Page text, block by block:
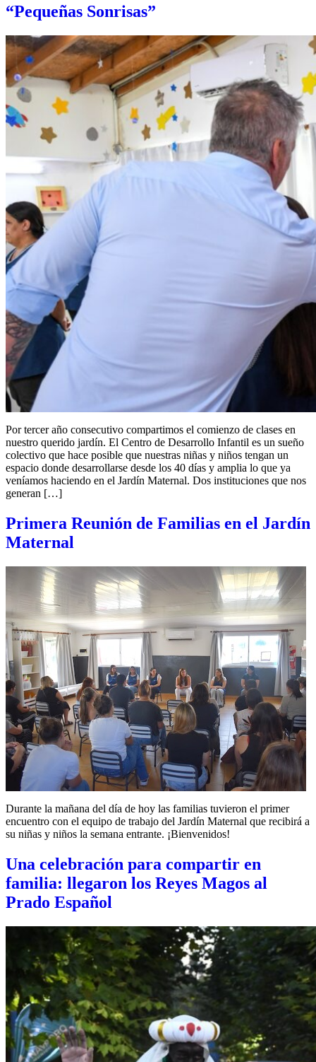
“Pequeñas Sonrisas”
Por tercer año consecutivo compartimos el comienzo de clases en
nuestro querido jardín. El Centro de Desarrollo Infantil es un sueño
colectivo que hace posible que nuestras niñas y niños tengan un
espacio donde desarrollarse desde los 40 días y amplia lo que ya
veníamos haciendo en el Jardín Maternal. Dos instituciones que nos
generan […]
Primera Reunión de Familias en el Jardín
Maternal
Durante la mañana del día de hoy las familias tuvieron el primer
encuentro con el equipo de trabajo del Jardín Maternal que recibirá a
su niñas y niños la semana entrante. ¡Bienvenidos!
Una celebración para compartir en
familia: llegaron los Reyes Magos al
Prado Español